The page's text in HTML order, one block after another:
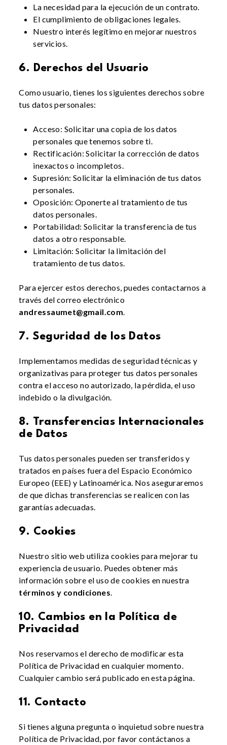
La necesidad para la ejecución de un contrato.
El cumplimiento de obligaciones legales.
Nuestro interés legítimo en mejorar nuestros
servicios.
6. Derechos del Usuario
Como usuario, tienes los siguientes derechos sobre
tus datos personales:
Acceso: Solicitar una copia de los datos
personales que tenemos sobre ti.
Rectificación: Solicitar la corrección de datos
inexactos o incompletos.
Supresión: Solicitar la eliminación de tus datos
personales.
Oposición: Oponerte al tratamiento de tus
datos personales.
Portabilidad: Solicitar la transferencia de tus
datos a otro responsable.
Limitación: Solicitar la limitación del
tratamiento de tus datos.
Para ejercer estos derechos, puedes contactarnos a
través del correo electrónico
andressaumet@gmail.com.
7. Seguridad de los Datos
Implementamos medidas de seguridad técnicas y
organizativas para proteger tus datos personales
contra el acceso no autorizado, la pérdida, el uso
indebido o la divulgación.
8. Transferencias Internacionales
de Datos
Tus datos personales pueden ser transferidos y
tratados en países fuera del Espacio Económico
Europeo (EEE) y Latinoamérica. Nos aseguraremos
de que dichas transferencias se realicen con las
garantías adecuadas.
9. Cookies
Nuestro sitio web utiliza cookies para mejorar tu
experiencia de usuario. Puedes obtener más
información sobre el uso de cookies en nuestra
términos y condiciones.
10. Cambios en la Política de
Privacidad
Nos reservamos el derecho de modificar esta
Política de Privacidad en cualquier momento.
Cualquier cambio será publicado en esta página.
11. Contacto
Si tienes alguna pregunta o inquietud sobre nuestra
Política de Privacidad, por favor contáctanos a